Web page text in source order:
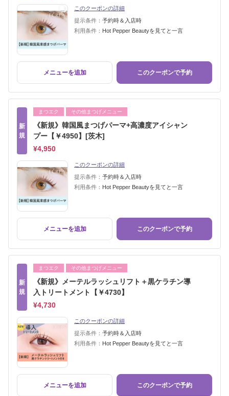
このクーポンの詳細
提示条件： 予約時＆入店時
利用条件： Hot Pepper Beautyを見てと一言
メニューを追加 このクーポンで予約
新
規
まつエク その他まつげメニュー
《新規》韓国風まつげパーマ+高濃度アイシャン
プー【￥4950】[茨木]
¥4,950
このクーポンの詳細
提示条件： 予約時＆入店時
利用条件： Hot Pepper Beautyを見てと一言
メニューを追加 このクーポンで予約
新
規
まつエク その他まつげメニュー
《新規》メーテルラッシュリフト＋黒ケラチン導
入トリートメント【￥4730】
¥4,730
このクーポンの詳細
提示条件： 予約時＆入店時
利用条件： Hot Pepper Beautyを見てと一言
メニューを追加 このクーポンで予約